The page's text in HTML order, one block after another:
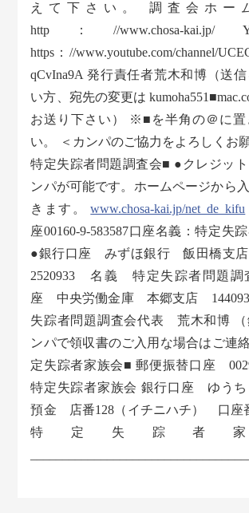
えて下さい。 調査会ホー
http：//www.chosa-kai.jp/
https：//www.youtube.com/channel/
qCvIna9A 発行責任者荒木和博（送
い方、宛先の変更は
お送り下さい） ※■を半角の＠に置
い。 ＜カンパのご協力をよろしくお
特定失踪者問題調査会■ ●クレジッ
ンパが可能です。ホームページから
きます。www.chosa-kai.jp/net_de_kifu
座00160-9-583587口座名義：特定失
●銀行口座 みずほ銀行 飯田橋支
2520933 名義 特定失踪者問題調
座 中央労働金庫 本郷支店
失踪者問題調査会代表 荒木和博 （
ンパで領収書のご入用な場合はご連
定失踪者家族会■ 郵便振替口座
特定失踪者家族会 銀行口座 ゆう
預金 店番128（イチニハチ） 口座
特定失踪者